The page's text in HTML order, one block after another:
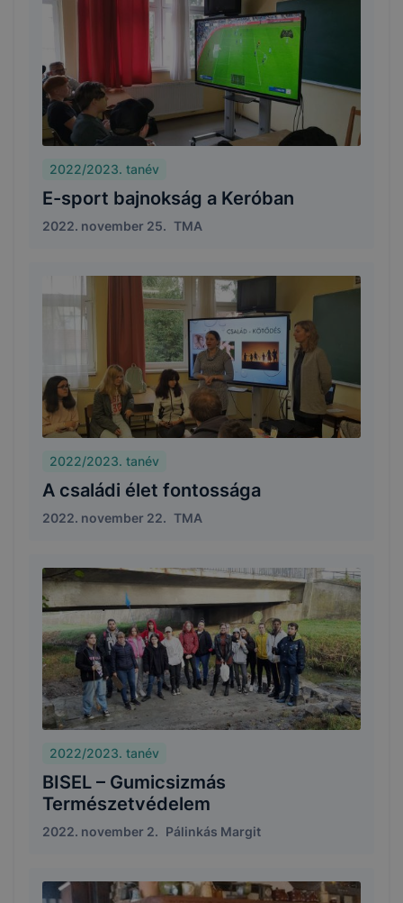
2022/2023. tanév
E-sport bajnokság a Keróban
2022. november 25. TMA
2022/2023. tanév
A családi élet fontossága
2022. november 22. TMA
2022/2023. tanév
BISEL – Gumicsizmás
Természetvédelem
2022. november 2. Pálinkás Margit